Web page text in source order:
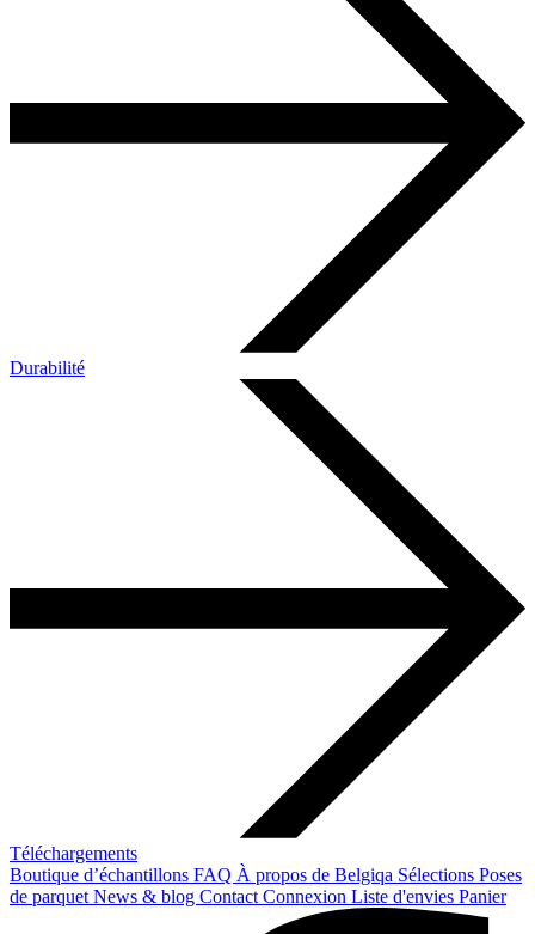
Durabilité
Téléchargements
Boutique d’échantillons FAQ À propos de Belgiqa Sélections Poses
de parquet News & blog Contact Connexion Liste d'envies Panier